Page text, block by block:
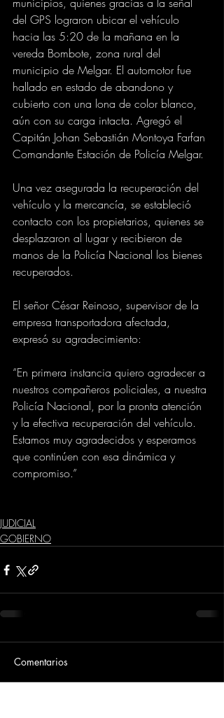
del GPS lograron ubicar el vehículo
hacia las 5:20 de la mañana en la
vereda Bombote, zona rural del
municipio de Melgar. El automotor fue
hallado en estado de abandono y
cubierto con una lona de color blanco,
aún con su carga intacta. Agregó el
Capitán Johan Sebastián Montoya Farfan
Comandante Estación de Policía Melgar.
Una vez asegurada la recuperación del
vehículo y la mercancía, se estableció
contacto con los propietarios, quienes se
desplazaron al lugar y recibieron de
manos de la Policía Nacional los bienes
recuperados.
El señor César Reinoso, supervisor de la
empresa transportadora afectada,
expresó su agradecimiento:
“En primera instancia quiero agradecer a
nuestros compañeros policiales, a nuestra
Policía Nacional, por la pronta atención
y la efectiva recuperación del vehículo.
Estamos muy agradecidos y esperamos
que continúen con esa dinámica y
compromiso.”
JUDICIAL
GOBIERNO
Comentarios